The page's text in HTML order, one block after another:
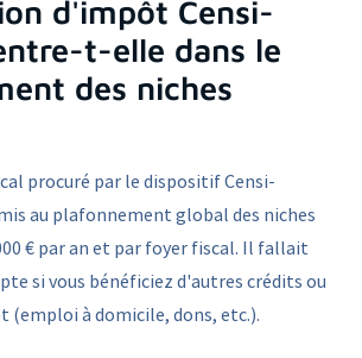
d'impôt Censi-
t-elle dans le
des niches
procuré par le dispositif Censi-
au plafonnement global des niches
€ par an et par foyer fiscal. Il fallait
si vous bénéficiez d'autres crédits ou
(emploi à domicile, dons, etc.).